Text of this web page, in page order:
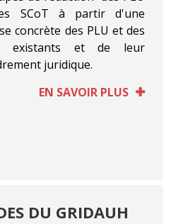
SCoT à partir d'une
concrète des PLU et des
existants et de leur
juridique.
EN SAVOIR PLUS
DU GRIDAUH